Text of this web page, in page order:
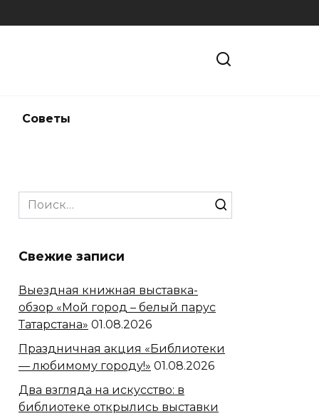
Советы
Search
for:
Свежие записи
Выездная книжная выставка-
обзор «Мой город – белый парус
Татарстана» 01.08.2026
Праздничная акция «Библиотеки
— любимому городу!» 01.08.2026
Два взгляда на искусство: в
библиотеке открылись выставки